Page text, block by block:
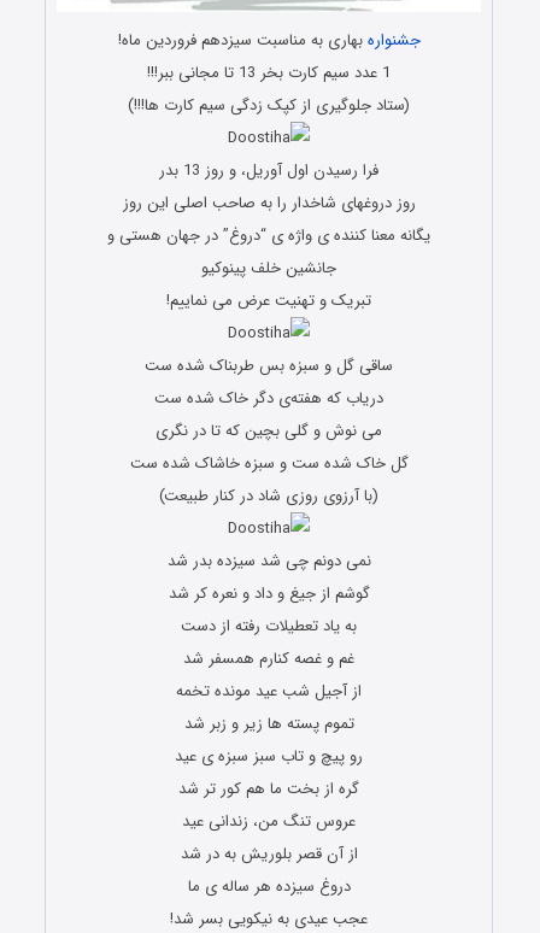
جشنوارهبهاری به مناسبت سیزدهم فروردین ماه!
1 عدد سیم کارت بخر 13 تا مجانی ببر!!!
(ستاد جلوگیری از کپک زدگی سیم کارت ها!!!)
فرا رسیدن اول آوریل، و روز 13 بدر
روز دروغهای شاخدار را به صاحب اصلی این روز
یگانه معنا کننده ی واژه ی “دروغ” در جهان هستی و
جانشین خلف پینوکیو
تبریک و تهنیت عرض می نماییم!
ساقی گل و سبزه بس طربناک شده ست
دریاب که هفته‌ی دگر خاک شده ست
می نوش و گلی بچین که تا در نگری
گل خاک شده ست و سبزه خاشاک شده ست
(با آرزوی روزی شاد در کنار طبیعت)
نمی دونم چی شد سیزده بدر شد
گوشم از جیغ و داد و نعره کر شد
به یاد تعطیلات رفته از دست
غم و غصه کنارم همسفر شد
از آجیل شب عید مونده تخمه
تموم پسته ها زیر و زبر شد
رو پیچ و تاب سبز سبزه ی عید
گره از بخت ما هم کور تر شد
عروس تنگ من، زندانی عید
از آن قصر بلوریش به در شد
دروغ سیزده هر ساله ی ما
عجب عیدی به نیکویی بسر شد!